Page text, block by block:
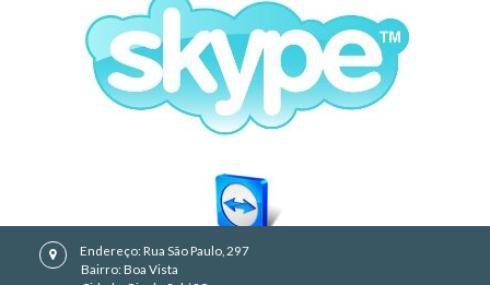
Endereço: Rua São Paulo, 297
Bairro: Boa Vista